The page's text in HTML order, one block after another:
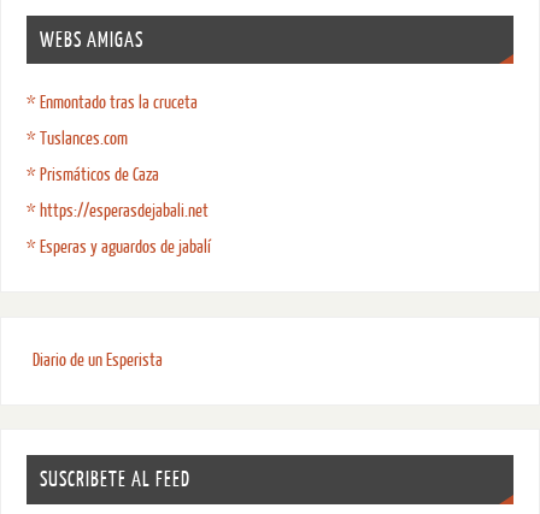
WEBS AMIGAS
* Enmontado tras la cruceta
* Tuslances.com
* Prismáticos de Caza
* https://esperasdejabali.net
* Esperas y aguardos de jabalí
Diario de un Esperista
SUSCRIBETE AL FEED